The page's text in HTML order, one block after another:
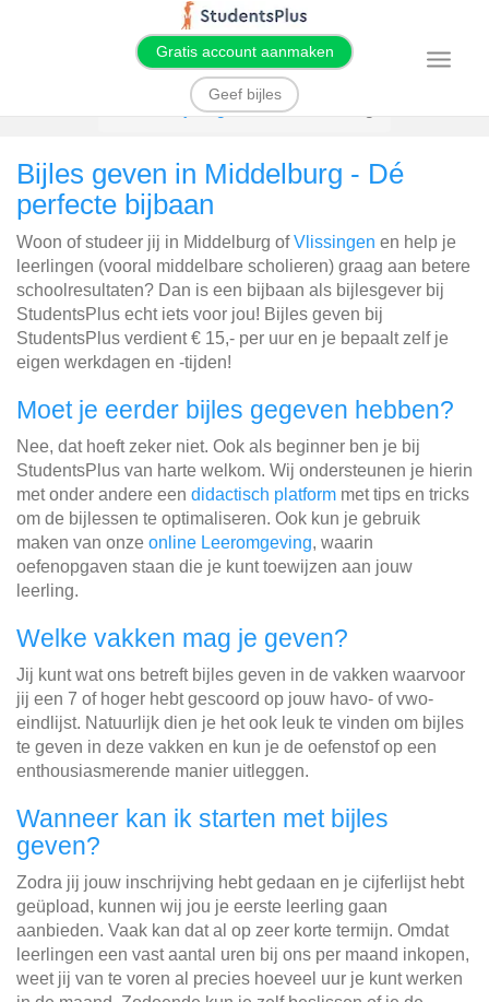
Gratis account aanmaken
Geef bijles
T
l
o
n
Bijles geven Middelburg
Bijles geven in Middelburg - Dé
perfecte bijbaan
Woon of studeer jij in Middelburg ofVlissingen en help je
leerlingen (vooral middelbare scholieren) graag aan betere
schoolresultaten? Dan is een bijbaan als bijlesgever bij
StudentsPlus echt iets voor jou! Bijles geven bij
StudentsPlus verdient € 15,- per uur en je bepaalt zelf je
eigen werkdagen en -tijden!
Moet je eerder bijles gegeven hebben?
Nee, dat hoeft zeker niet. Ook als beginner ben je bij
StudentsPlus van harte welkom. Wij ondersteunen je hierin
met onder andere een didactisch platform met tips en tricks
om de bijlessen te optimaliseren. Ook kun je gebruik
maken van onze online Leeromgeving, waarin
oefenopgaven staan die je kunt toewijzen aan jouw
leerling.
Welke vakken mag je geven?
Jij kunt wat ons betreft bijles geven in de vakken waarvoor
jij een 7 of hoger hebt gescoord op jouw havo- of vwo-
eindlijst. Natuurlijk dien je het ook leuk te vinden om bijles
te geven in deze vakken en kun je de oefenstof op een
enthousiasmerende manier uitleggen.
Wanneer kan ik starten met bijles
geven?
Zodra jij jouw inschrijving hebt gedaan en je cijferlijst hebt
geüpload, kunnen wij jou je eerste leerling gaan
aanbieden. Vaak kan dat al op zeer korte termijn. Omdat
leerlingen een vast aantal uren bij ons per maand inkopen,
weet jij van te voren al precies hoeveel uur je kunt werken